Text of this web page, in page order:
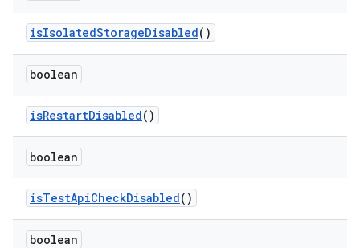
isIsolatedStorageDisabled()
boolean
isRestartDisabled()
boolean
isTestApiCheckDisabled()
boolean